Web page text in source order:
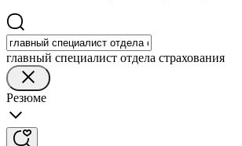
главный специалист отдела страхования
Резюме